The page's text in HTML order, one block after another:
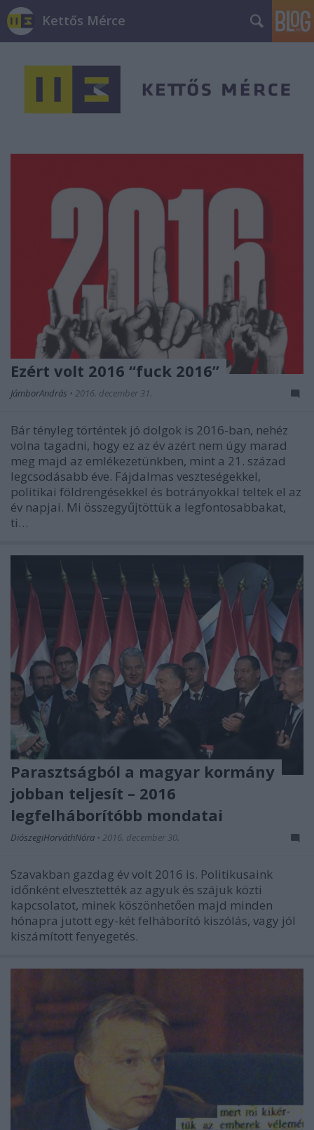
Kettős Mérce
Ezért volt 2016 “fuck 2016”
JámborAndrás • 2016. december 31.
Bár tényleg történtek jó dolgok is 2016-ban, nehéz
volna tagadni, hogy ez az év azért nem úgy marad
meg majd az emlékezetünkben, mint a 21. század
legcsodásabb éve. Fájdalmas veszteségekkel,
politikai földrengésekkel és botrányokkal teltek el az
év napjai. Mi összegyűjtöttük a legfontosabbakat,
ti…
Parasztságból a magyar kormány
jobban teljesít – 2016
legfelháborítóbb mondatai
DiószegiHorváthNóra • 2016. december 30.
Szavakban gazdag év volt 2016 is. Politikusaink
időnként elvesztették az agyuk és szájuk közti
kapcsolatot, minek köszönhetően majd minden
hónapra jutott egy-két felháborító kiszólás, vagy jól
kiszámított fenyegetés.